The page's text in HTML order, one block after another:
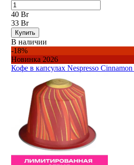
40 Br
33 Br
Купить
В наличии
-18%
Новинка 2026
Кофе в капсулах Nespresso